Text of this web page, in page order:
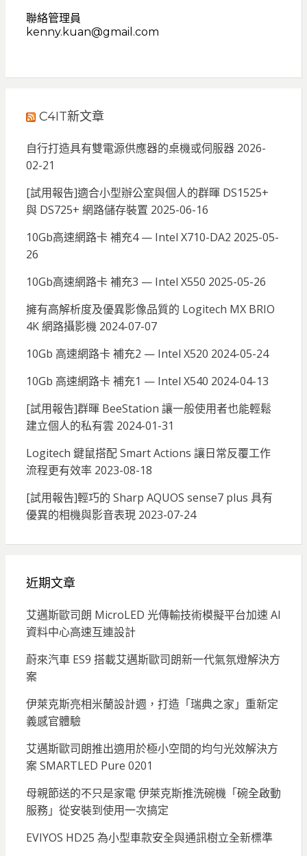
聯絡管理員
kenny.kuan@gmail.com
C4IT新文章
自行打造具有雙電源供應器的桌機或伺服器 2026-
02-21
[試用報告]適合小型辦公室與個人的群暉 DS1525+
與 DS725+ 網路儲存裝置 2025-06-16
10Gb高速網路卡 補充4 — Intel X710-DA2 2025-05-
26
10Gb高速網路卡 補充3 — Intel X550 2025-05-26
擁有高解析度及優異影像品質的 Logitech MX BRIO
4K 網路攝影機 2024-07-07
10Gb 高速網路卡 補充2 — Intel X520 2024-05-24
10Gb 高速網路卡 補充1 — Intel X540 2024-04-13
[試用報告]群暉 BeeStation 讓一般使用者也能輕鬆
建立個人的私有雲 2024-01-31
Logitech 鍵鼠搭配 Smart Actions 讓日常反覆工作
流程更有效率 2023-08-18
[試用報告]輕巧的 Sharp AQUOS sense7 plus 具有
優異的相機與影音表現 2023-07-24
近期文章
艾邁斯歐司朗 MicroLED 光傳輸技術模擬平台加速 AI
資料中心高速互連設計
蔚來汽車 ES9 搭載艾邁斯歐司朗新一代氣氛燈解決方
案
伊萊克斯亮相米蘭設計週，打造「瑞典之家」重新定
義感官體驗
艾邁斯歐司朗推出適用於極小空間的均勻光效解決方
案 SMARTLED Pure 0201
母親節送的不只是家電 伊萊克斯推洗碗機「碗全啟動
服務」從安裝到使用一次搞定
EVIYOS HD25 為小型車款安全與通訊樹立全新標準